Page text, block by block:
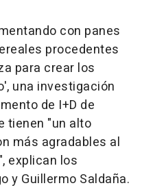
con panes
procedentes
para crear los
una investigación
de I+D de
tienen "un alto
más agradables al
explican los
y Guillermo Saldaña.